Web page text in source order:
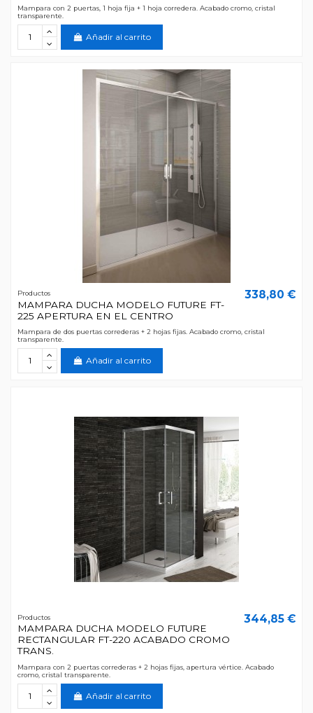
Mampara con 2 puertas, 1 hoja fija + 1 hoja corredera. Acabado cromo, cristal
transparente.
Añadir al carrito
Productos
MAMPARA DUCHA MODELO FUTURE FT-
225 APERTURA EN EL CENTRO
338,80 €
Mampara de dos puertas correderas + 2 hojas fijas. Acabado cromo, cristal
transparente.
Añadir al carrito
Productos
MAMPARA DUCHA MODELO FUTURE
RECTANGULAR FT-220 ACABADO CROMO
TRANS.
344,85 €
Mampara con 2 puertas correderas + 2 hojas fijas, apertura vértice. Acabado
cromo, cristal transparente.
Añadir al carrito